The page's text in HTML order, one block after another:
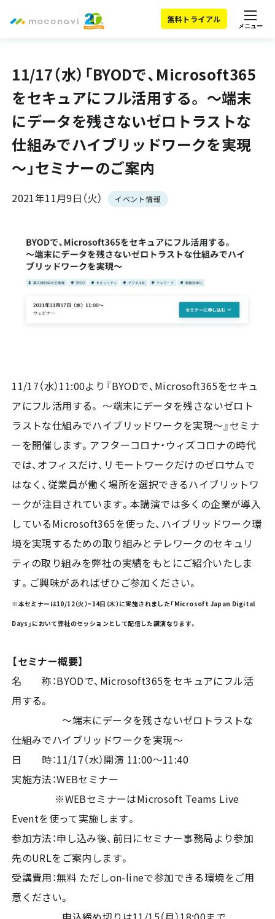
無料トライアル
メニュー
11/17（水）「BYODで、Microsoft365
をセキュアにフル活用する。 ～端末
にデータを残さないゼロトラストな
仕組みでハイブリッドワークを実現
～」セミナーのご案内
2021年11月9日（火） イベント情報
11/17（水）11:00より『BYODで、Microsoft365をセキュ
アにフル活用する。 ～端末にデータを残さないゼロト
ラストな仕組みでハイブリッドワークを実現～』セミナ
ーを開催します。アフターコロナ・ウィズコロナの時代
では、オフィスだけ、リモートワークだけのゼロサムで
はなく、従業員が働く場所を選択できるハイブリットワ
ークが注目されています。本講演では多くの企業が導入
しているMicrosoft365を使った、ハイブリッドワーク環
境を実現するための取り組みとテレワークのセキュリ
ティの取り組みを弊社の実績をもとにご紹介いたしま
す。ご興味があればぜひご参加ください。
※本セミナーは10/12（火）~14日（木）に実施されました「Microsoft Japan Digital
Days」において弊社のセッションとして配信した講演なります。
【セミナー概要】
名 称：BYODで、Microsoft365をセキュアにフル活
用する。
～端末にデータを残さないゼロトラストな
仕組みでハイブリッドワークを実現～
日 時：11/17（水）開演 11:00～11:40
実施方法：WEBセミナー
※WEBセミナーはMicrosoft Teams Live
Eventを使って実施します。
参加方法：申し込み後、前日にセミナー事務局より参加
先のURLをご案内します。
受講費用：無料 ただしon-lineで参加できる環境をご用
意ください。